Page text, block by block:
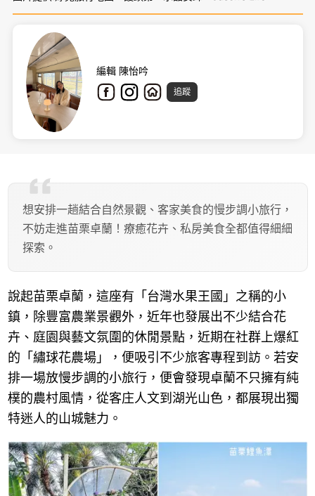
編輯 陳怡吟
追蹤
想安排一趟結合自然景觀、客家美食的慢步調小旅行，
不妨走進苗栗卓蘭！療癒花卉、私房美食全都值得細細
探索。
說起苗栗卓蘭，這座有「台灣水果王國」之稱的小
鎮，除豐富農業景觀外，近年也發展出不少結合花
卉、庭園與藝文氛圍的休閒景點，近期在社群上爆紅
的「繡球花農場」，便吸引不少旅客專程到訪。若安
排一場放慢步調的小旅行，便會發現卓蘭不只擁有純
樸的農村風情，從客庄人文到湖光山色，都展現出獨
特迷人的山城魅力。